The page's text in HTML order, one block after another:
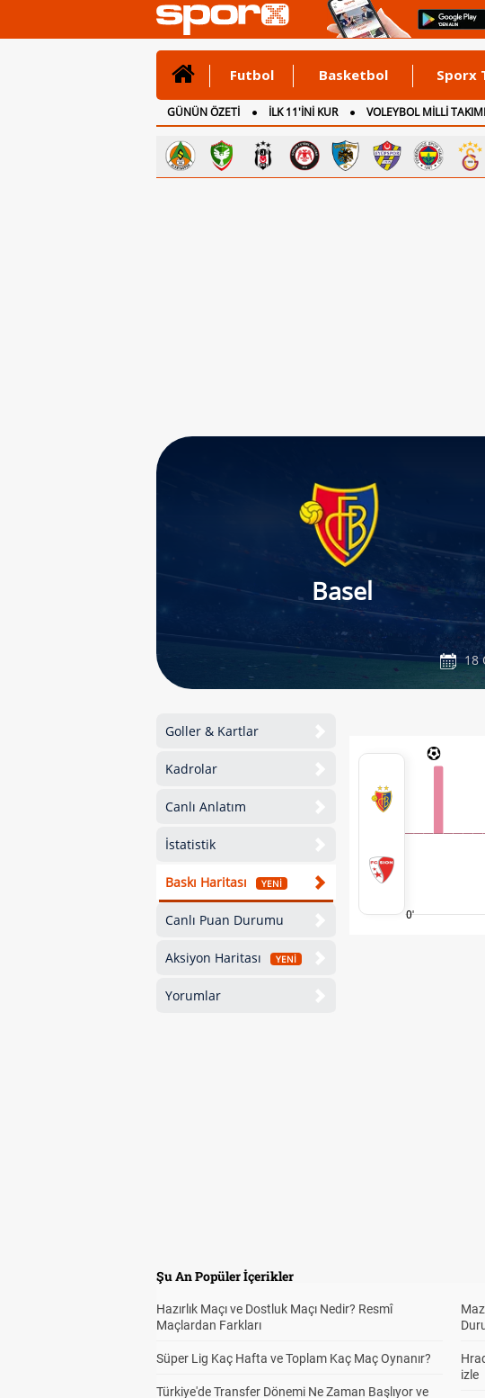
Futbol Basketbol Sporx
GÜNÜN ÖZETİ İLK 11'İNİ KUR VOLEYBOL MİLLİ
CANLI ANLATIM
İNGİLTERE
Basel
18
Goller & Kartlar
Kadrolar
Canlı Anlatım
İstatistik
Baskı Haritası YENİ
Canlı Puan Durumu
Aksiyon Haritası YENİ
Yorumlar
0'
Şu An Popüler İçerikler
Hazırlık Maçı ve Dostluk Maçı Nedir? Resmî
Maçlardan Farkları
Süper Lig Kaç Hafta ve Toplam Kaç Maç Oynanır?
Türkiye'de Transfer Dönemi Ne Zaman Başlıyor ve
izle